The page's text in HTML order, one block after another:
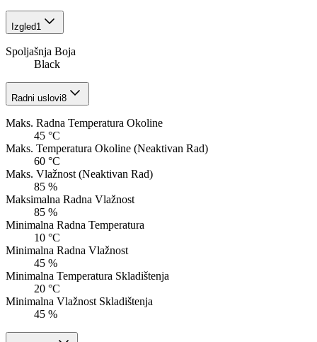
Izgled1
Spoljašnja Boja
Black
Radni uslovi8
Maks. Radna Temperatura Okoline
45 °C
Maks. Temperatura Okoline (Neaktivan Rad)
60 °C
Maks. Vlažnost (Neaktivan Rad)
85 %
Maksimalna Radna Vlažnost
85 %
Minimalna Radna Temperatura
10 °C
Minimalna Radna Vlažnost
45 %
Minimalna Temperatura Skladištenja
20 °C
Minimalna Vlažnost Skladištenja
45 %